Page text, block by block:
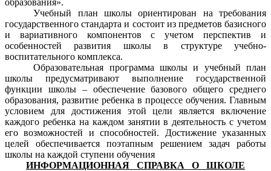
Учебный план школы ориентирован на требования
государственного стандарта и состоит из предметов базисного
и вариативного компонентов с учетом перспектив и
особенностей развития школы в структуре учебно-
воспитательного комплекса.
Образовательная программа школы и учебный план
школы предусматривают выполнение государственной
функции школы – обеспечение базового общего среднего
образования, развитие ребенка в процессе обучения. Главным
условием для достижения этой цели является включение
каждого ребенка на каждом занятии в деятельность с учетом
его возможностей и способностей. Достижение указанных
целей обеспечивается поэтапным решением задач работы
школы на каждой ступени обучения
ИНФОРМАЦИОННАЯ СПРАВКА О ШКОЛЕ